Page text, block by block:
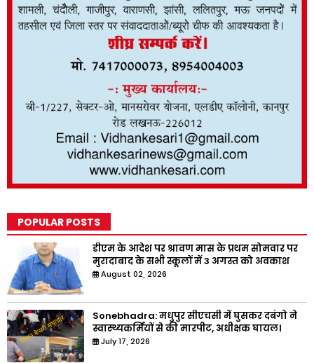
POPULAR POSTS
डीएम के आदेश पर श्रावण मास के प्रथम सोमवार पर
मुरादाबाद के सभी स्कूलों में 3 अगस्त को अवकाश
August 02, 2026
Sonebhadra: मधुपुर सीएचसी में घुसकर दबंगो ने
स्वास्थ्यकर्मियों से की मारपीट, अधीक्षक घायल।
July 17, 2026